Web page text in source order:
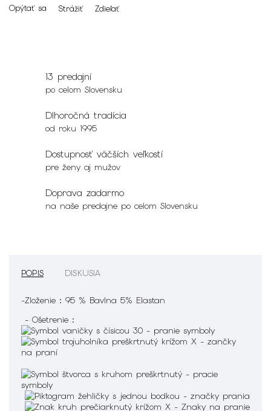
Opýtať sa Strážiť Zdieľať
13 predajní
po celom Slovensku
Dlhoročná tradícia
od roku 1995
Dostupnosť väčších veľkostí
pre ženy aj mužov
Doprava zadarmo
na naše predajne po celom Slovensku
POPIS DISKUSIA
-Zloženie : 95 % Bavlna 5% Elastan
- Ošetrenie :